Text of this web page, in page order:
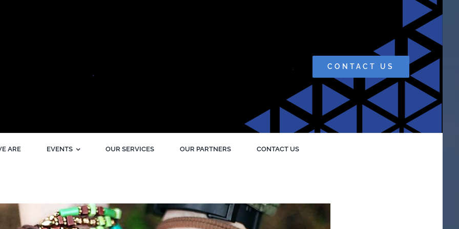
. CONTACT US
ARE EVENTS OUR SERVICES OUR PARTNERS CONTACT US